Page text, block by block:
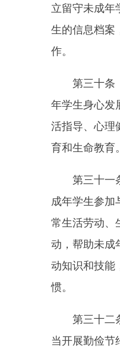
动。
动，应当保护未
康，防止发生人
第三十六条
校、幼儿园应当
期对校车进行安
驶人进行安全教
讲解校车安全乘
年人校车安全事
第三十七条
当根据需要，制
件和意外伤害的
施并定期进行必